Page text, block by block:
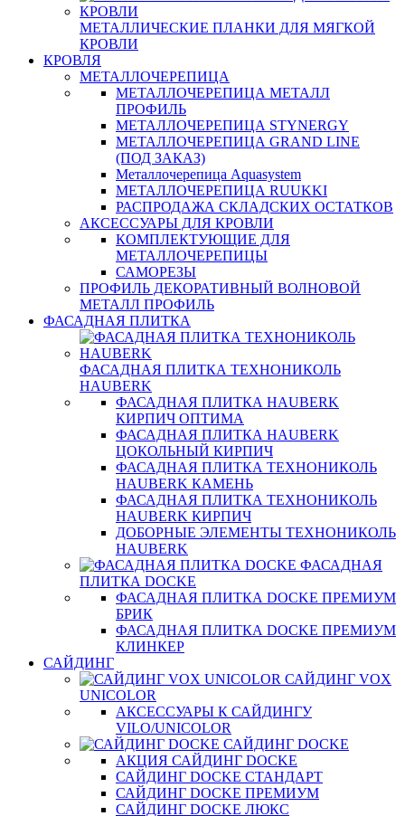
МЕТАЛЛИЧЕСКИЕ ПЛАНКИ ДЛЯ МЯГКОЙ
КРОВЛИ
КРОВЛЯ
МЕТАЛЛОЧЕРЕПИЦА
МЕТАЛЛОЧЕРЕПИЦА МЕТАЛЛ
ПРОФИЛЬ
МЕТАЛЛОЧЕРЕПИЦА STYNERGY
МЕТАЛЛОЧЕРЕПИЦА GRAND LINE
(ПОД ЗАКАЗ)
Металлочерепица Aquasystem
МЕТАЛЛОЧЕРЕПИЦА RUUKKI
РАСПРОДАЖА СКЛАДСКИХ ОСТАТКОВ
АКСЕССУАРЫ ДЛЯ КРОВЛИ
КОМПЛЕКТУЮЩИЕ ДЛЯ
МЕТАЛЛОЧЕРЕПИЦЫ
САМОРЕЗЫ
ПРОФИЛЬ ДЕКОРАТИВНЫЙ ВОЛНОВОЙ
МЕТАЛЛ ПРОФИЛЬ
ФАСАДНАЯ ПЛИТКА
ФАСАДНАЯ ПЛИТКА ТЕХНОНИКОЛЬ
HAUBERK
ФАСАДНАЯ ПЛИТКА HAUBERK
КИРПИЧ ОПТИМА
ФАСАДНАЯ ПЛИТКА HAUBERK
ЦОКОЛЬНЫЙ КИРПИЧ
ФАСАДНАЯ ПЛИТКА ТЕХНОНИКОЛЬ
HAUBERK КАМЕНЬ
ФАСАДНАЯ ПЛИТКА ТЕХНОНИКОЛЬ
HAUBERK КИРПИЧ
ДОБОРНЫЕ ЭЛЕМЕНТЫ ТЕХНОНИКОЛЬ
HAUBERK
ФАСАДНАЯ
ПЛИТКА DOCKE
ФАСАДНАЯ ПЛИТКА DOCKE ПРЕМИУМ
БРИК
ФАСАДНАЯ ПЛИТКА DOCKE ПРЕМИУМ
КЛИНКЕР
САЙДИНГ
САЙДИНГ VOX
UNICOLOR
АКСЕССУАРЫ К САЙДИНГУ
VILO/UNICOLOR
САЙДИНГ DOCKE
АКЦИЯ САЙДИНГ DOCKE
САЙДИНГ DOCKE СТАНДАРТ
САЙДИНГ DOCKE ПРЕМИУМ
САЙДИНГ DOCKE ЛЮКС